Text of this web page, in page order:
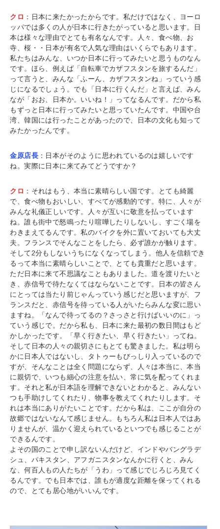
クロ ：日本に来たかったからです。私だけではなく、ヨーロ
ッパでは多くの人が日本に行きたがっていると思います。日
本は様々な理由でとても有名なんです。人々、食べ物、お
寺、桜・・日本が有名で人気な理由はいくらでもあります。
私たちはみんな、いつか日本に行ってみたいと思うものなん
です。ほら、例えば「自転車でカザフスタンを旅するんだ」
って言うと、みんな「ふーん、カザフスタンね」っていう感
じになるでしょう。でも「日本に行くんだ」と言えば、みん
なが「おお、日本か。いいね！」ってなるんです。だから私
もずっと日本に行ってみたいと思っていたんです。中国や台
湾、韓国には行ったことがあったので、日本の文化も知って
みたかったんです。
金原店長 ：日本がそのように思われているのは嬉しいです
ね。実際に日本に来てみてどうですか？
クロ ：それはもう、本当に素晴らしい国です。とても綺麗
で、食べ物もおいしい、すべてが感動的です。特に、人々が
みんな礼儀正しいです。人々が互いに敬意を払っています
ね。誰も街中で怒鳴ったり喧嘩したりしないし、すごく場を
わきまえてるんです。私のバイクを外に置いておいても大丈
夫。フランスでそんなことをしたら、必ず誰かが触ります。
そして2分もしないうちになくなってしまう。他人を信頼でき
るって本当に素晴らしいことで、とても貴重だと思います。
ただ日本に来て不思議なこともありました。道を渡りたいと
き、赤信号で待たなくてはならないことです。日本の皆さん
にとっては当たり前じゃんっていう感じだと思いますが、フ
ランスだと、赤信号を待っている人がいたらみんな変に思い
ますね。「なんで待ってるの？さっさと行けばいいのに」っ
ていう感じで。だから私も、日本に来た最初の数日間はもど
かしかったです。「早く行きたい、早く行きたい」ってね。
そして日本の人々の親切さにもとても驚きました。私は明ら
かに日本人ではないし、タトゥーもびっしり入っているので
すが、そんなことは全く問題にならず、人々は本当に、本当
に親切で、いつも細心の注意を払い、常に気を配ってくれま
す。それと私が日本語を理解できないとわかると、みんない
つも手助けしてくれたり、物事を教えてくれたりします。そ
れは本当にありがたいことです。だから私は、ここが自分の
故郷ではないなんて感じません。もちろん私は日本人ではあ
りませんが、温かく迎えられているといつでも感じることが
できるんです。
よその国のことで申し訳ないんだけど、インドやバングラデ
シュ、パキスタン、アフガニスタンなんかに行くと、みん
な、何百人もの人たちが「うわ」って感じでじろじろ見てく
るんです。でも日本では、誰もが適度な距離を保ってくれる
ので、とても居心地がいいんです。